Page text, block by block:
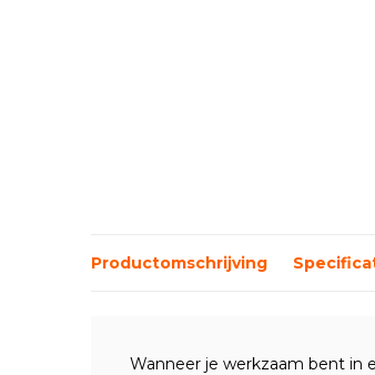
Productomschrijving
Wanneer je werkzaam bent in